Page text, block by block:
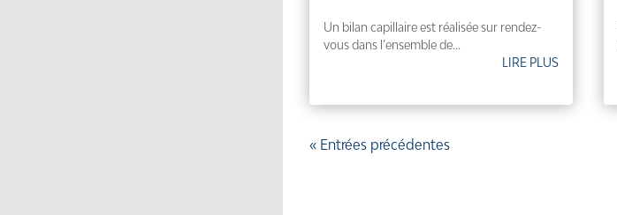
Un bilan capillaire est réalisée sur rendez-
vous dans l’ensemble de...
LIRE PLUS
« Entrées précédentes